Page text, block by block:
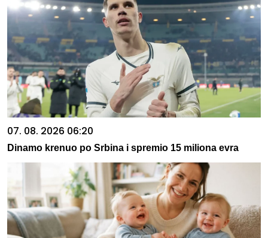
07. 08. 2026 06:20
Dinamo krenuo po Srbina i spremio 15 miliona evra